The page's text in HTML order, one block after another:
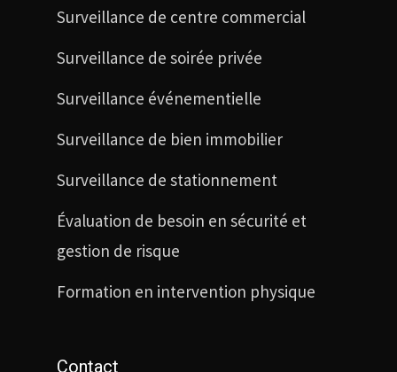
Surveillance de centre commercial
Surveillance de soirée privée
Surveillance événementielle
Surveillance de bien immobilier
Surveillance de stationnement
Évaluation de besoin en sécurité et
gestion de risque
Formation en intervention physique